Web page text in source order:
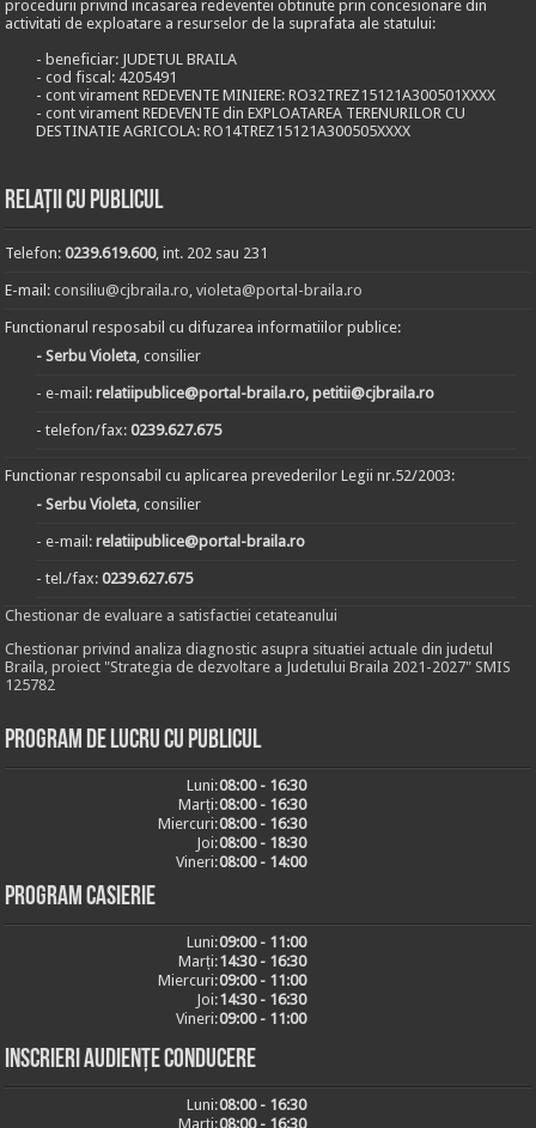
procedurii privind incasarea redeventei obtinute prin concesionare din
activitati de exploatare a resurselor de la suprafata ale statului:
- beneficiar: JUDETUL BRAILA
- cod fiscal: 4205491
- cont virament REDEVENTE MINIERE: RO32TREZ15121A300501XXXX
- cont virament REDEVENTE din EXPLOATAREA TERENURILOR CU
DESTINATIE AGRICOLA: RO14TREZ15121A300505XXXX
Relații cu publicul
Telefon:0239.619.600, int. 202 sau 231
E-mail:consiliu@cjbraila.ro,violeta@portal-braila.ro
Functionarul resposabil cu difuzarea informatiilor publice:
- Serbu Violeta, consilier
- e-mail:relatiipublice@portal-braila.ro, petitii@cjbraila.ro
- telefon/fax:0239.627.675
Functionar responsabil cu aplicarea prevederilor Legii nr.52/2003:
- Serbu Violeta, consilier
- e-mail:relatiipublice@portal-braila.ro
- tel./fax:0239.627.675
Chestionar de evaluare a satisfactiei cetateanului
Chestionar privind analiza diagnostic asupra situatiei actuale din judetul
Braila, proiect "Strategia de dezvoltare a Judetului Braila 2021-2027" SMIS
125782
Program de lucru cu publicul
Luni:08:00 - 16:30
Marți:08:00 - 16:30
Miercuri:08:00 - 16:30
Joi:08:00 - 18:30
Vineri:08:00 - 14:00
Program casierie
Luni:09:00 - 11:00
Marți:14:30 - 16:30
Miercuri:09:00 - 11:00
Joi:14:30 - 16:30
Vineri:09:00 - 11:00
Inscrieri audiențe conducere
Luni:08:00 - 16:30
Marți:08:00 - 16:30